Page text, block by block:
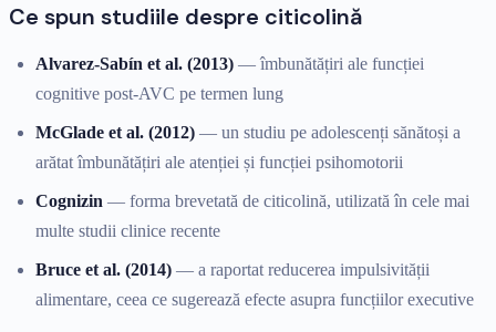
Ce spun studiile despre citicolină
Alvarez-Sabín et al. (2013) — îmbunătățiri ale funcției
cognitive post-AVC pe termen lung
McGlade et al. (2012) — un studiu pe adolescenți sănătoși a
arătat îmbunătățiri ale atenției și funcției psihomotorii
Cognizin — forma brevetată de citicolină, utilizată în cele mai
multe studii clinice recente
Bruce et al. (2014) — a raportat reducerea impulsivității
alimentare, ceea ce sugerează efecte asupra funcțiilor executive